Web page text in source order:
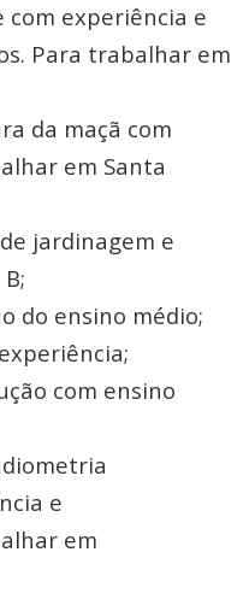
experiência e
Para trabalhar em
da maçã com
em Santa
jardinagem e
do ensino médio;
com ensino
e
em